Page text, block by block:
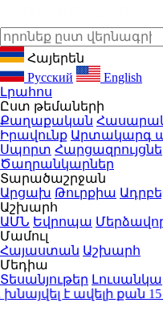
Հայերեն
Русский
English
Լրահոս
Ըստ թեմաների
Քաղաքական
Իրավունք Արտակարգ
Սպորտ
Ծաղրանկարներ
Տարածաշրջան
Արցախ Թուրքիա
Աշխարհ
ԱՄՆ Եվրոպա
Մամուլ
Հայաստան Աշխարհ
Մեդիա
Տեսանյութեր
է ավելի քան 15